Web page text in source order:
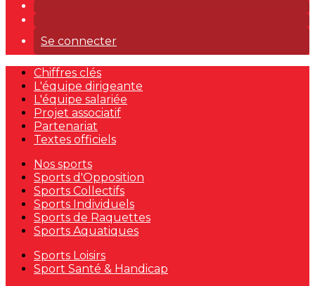
Se connecter
Chiffres clés
L'équipe dirigeante
L'équipe salariée
Projet associatif
Partenariat
Textes officiels
Nos sports
Sports d'Opposition
Sports Collectifs
Sports Individuels
Sports de Raquettes
Sports Aquatiques
Sports Loisirs
Sport Santé & Handicap